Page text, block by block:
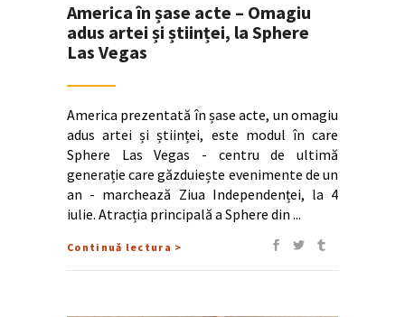
America în șase acte – Omagiu
adus artei și științei, la Sphere
Las Vegas
America prezentată în șase acte, un omagiu
adus artei și științei, este modul în care
Sphere Las Vegas - centru de ultimă
generație care găzduiește evenimente de un
an - marchează Ziua Independenței, la 4
iulie. Atracția principală a Sphere din
Continuă lectura >